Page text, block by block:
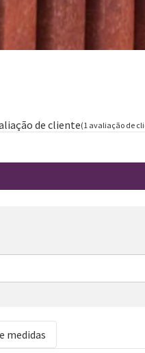
de cliente(1 avaliação de
medidas